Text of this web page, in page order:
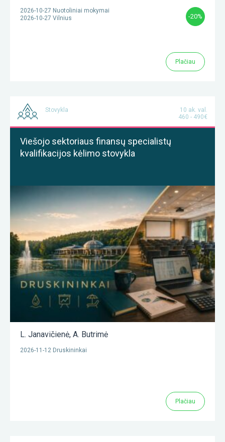
2026-10-27 Nuotoliniai mokymai
2026-10-27 Vilnius
-20%
Plačiau
Stovykla
10 ak. val.
460 - 490€
Viešojo sektoriaus finansų specialistų
kvalifikacijos kėlimo stovykla
L. Janavičienė, A. Butrimė
2026-11-12 Druskininkai
Plačiau